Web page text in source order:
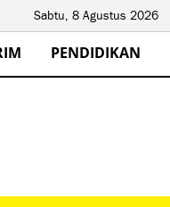
Sabtu, 8 Agustus 2026
PENDIDIKAN